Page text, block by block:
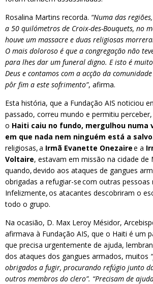
Rosalina Martins recorda. “Numa das
a 50 quilómetros de Croix-des-Bouquets, no
houve um massacre e duas religiosas
O mais doloroso é que a congregação não
para lhes dar um funeral digno. E isto é
Deus e contamos com a acção da
pôr fim a este sofrimento”, afirma.
Esta história, que a Fundação AIS noticiou
passado, correu mundo e permitiu
o Haiti caiu no fundo, mergulhou numa
em que nada nem ninguém está a salvo
religiosas, a Irmã Evanette Onezairee a
Voltaire, estavam em missão na cidade de
quando, devido aos ataques de gangues
obrigadas a refugiar-secom outras pessoas
Infelizmente, os atacantes descobriram o
todo o grupo.
Na ocasião, D. Max Leroy Mésidor,
afirmava à Fundação AIS, que o Haiti é um
que precisa urgentemente de ajuda,
dos ataques dos gangues armados, muitos
obrigados a fugir, procurando refúgio junto
outros membros do clero”. “Precisam de